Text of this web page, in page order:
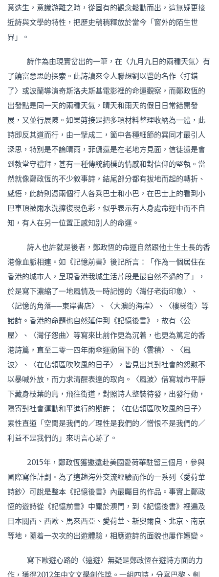
意迭生，意識游離之時，從固有的觀念鬆動而出，這無疑更接
近詩與文學的特性，把歷史稍稍釋放於當今「窗外的陌生世
界」。
詩作為由現實岔出的一筆，在〈九月九日的兩種天氣〉有
了饒富意思的探索。此詩讀來令人聯想劉以鬯的名作〈打錯
了〉或波蘭導演奇斯洛夫斯基電影裡的命運觀察，而鄭政恆的
出發點是同一天的兩種天氣，晴天和雨天的假日日常錯開發
展，又並行展陳。如果剪接是把多項材料整理收納為一體，此
詩即反其道而行，由一擘成二，箇中各種細節的異同才最引人
深思，特別是不論晴雨，菲傭還是在老地方見面，信徒還是會
到教堂守禮拜，甚有一種傳統純樸的情感和對信仰的堅執。當
然就像鄭政恆的不少敘事詩，結尾部分都有拔地而起的轉折、
感悟，此詩則憑兩個行人各乘巴士和小巴，在巴士上的看到小
巴車頂被雨水洗擦復現色彩，似乎表示有人身處命運中而不自
知，有人在另一位置正感知別人的命運。
詩人也許就是後者，鄭政恆的命運自然跟他土生土長的香
港像血脈相連。如《記憶前書》後記所言：「作為一個居住在
香港的城市人，呈現香港我城生活片段是最自然不過的了」，
於是寫下濃縮了一地風情及一時記憶的〈灣仔老街印象〉、
〈記憶的角落──東岸書店〉、〈大澳的海岸〉、〈樓梯街〉等
諸詩。香港的命題也自然延伸到《記憶後書》，故有〈公
屋〉、〈灣仔怨曲〉等寫來比前作更為沉着，也更為篤定的香
港詩篇，直至二零一四年雨傘運動留下的〈雲積〉、〈風
波〉、〈在佔領區吹吹風的日子〉，皆見出其對社會的怨懟不
以暴喊外放，而力求清醒表達的取向。〈風波〉借寫城市平靜
下藏身枝葉的鳥，飛往街道，對照詩人整裝待發，出發行動，
隱寄對社會運動和平進行的期許；〈在佔領區吹吹風的日子〉
索性直道「空間是我們的／理性是我們的／憎恨不是我們的／
利益不是我們的」來明言心跡了。
2015年，鄭政恆獲邀遠赴美國愛荷華駐留三個月，參與
國際寫作計劃。為了這趟海外交流經驗而作的一系列〈愛荷華
詩鈔〉可說是整本《記憶後書》內最矚目的作品。事實上鄭政
恆的遊詩從《記憶前書》中關於澳門，到《記憶後書》裡遍及
日本關西、西歐、馬來西亞、愛荷華、新奧爾良、北京、南京
等地，隨着一次次的出遊體驗，相應遊詩的面貌也屢作嬗變。
寫下歐遊心路的〈遠遊〉無疑是鄭政恆在遊詩方面的力
作，獲得2012年中文文學創作獎。一組四詩，分寫巴黎、劍